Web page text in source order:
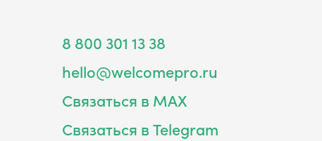
8 800 301 13 38
hello@welcomepro.ru
Связаться в MAX
Связаться в Telegram